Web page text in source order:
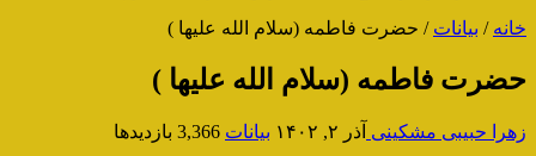
خانه / بیانات / حضرت فاطمه (سلام الله علیها )
حضرت فاطمه (سلام الله علیها )
زهرا حبیبی مشکینی آذر ۲, ۱۴۰۲ بیانات 3,366 بازدیدها